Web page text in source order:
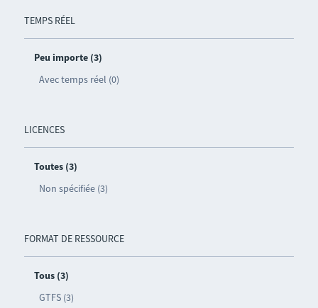
TEMPS RÉEL
Peu importe (3)
Avec temps réel (0)
LICENCES
Toutes (3)
Non spécifiée (3)
FORMAT DE RESSOURCE
Tous (3)
GTFS (3)